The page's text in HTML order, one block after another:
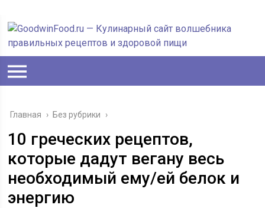
Главная › Без рубрики ›
10 греческих рецептов,
которые дадут вегану весь
необходимый ему/ей белок и
энергию